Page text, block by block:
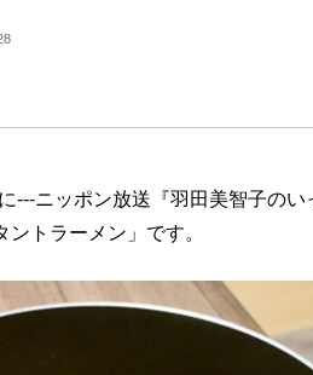
---ニッポン放送『羽田美智子のい
トラーメン」です。